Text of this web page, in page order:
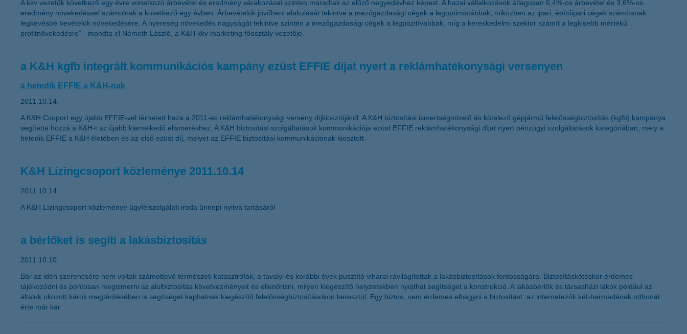
A kkv vezetők következő egy évre vonatkozó árbevétel és eredmény várakozásai szinten maradtak az előző negyedévhez képest. A hazai vállalkozások átlagosan 6,4%-os árbevétel és 3,6%-os
eredmény növekedéssel számolnak a következő egy évben. Árbevételük jövőbeni alakulását tekintve a mezőgazdasági cégek a legoptimistábbak, miközben az ipari, építőipari cégek számítanak
legkevésbé bevételük növekedésére. A nyereség növekedés nagyságát tekintve szintén a mezőgazdasági cégek a legpozitívabbak, míg a kereskedelmi szektor számít a legkisebb mértékű
profitnövekedésre” - mondta el Németh László, a K&H kkv marketing főosztály vezetője.
a K&H kgfb integrált kommunikációs kampány ezüst EFFIE díjat nyert a reklámhatékonysági versenyen
a hetedik EFFIE a K&H-nak
2011.10.14.
A K&H Csoport egy újabb EFFIE-vel térhetett haza a 2011-es reklámhatékonysági verseny díjkiosztójáról. A K&H biztosítási ismertségnövelő és kötelező gépjármű felelősségbiztosítás (kgfb) kampánya
segítette hozzá a K&H-t az újabb kiemelkedő elismeréshez. A K&H biztosítási szolgáltatások kommunikációja ezüst EFFIE reklámhatékonysági díjat nyert pénzügyi szolgáltatások kategóriában, mely a
hetedik EFFIE a K&H életében és az első ezüst díj, melyet az EFFIE biztosítási kommunikációnak kiosztott.
K&H Lízingcsoport közleménye 2011.10.14
2011.10.14.
A K&H Lízingcsoport közleménye ügyfélszolgálati iroda ünnepi nyitva tartásáról
a bérlőket is segíti a lakásbiztosítás
2011.10.10.
Bár az idén szerencsére nem voltak számottevő természeti katasztrófák, a tavalyi és korábbi évek pusztító viharai rávilágítottak a lakásbiztosítások fontosságára. Biztosításkötéskor érdemes
tájékozódni és pontosan megismerni az alulbiztosítás következményeit és ellenőrizni, milyen kiegészítő helyzetekben nyújthat segítséget a konstrukció. A lakásbérlők és társasházi lakók például az
általuk okozott károk megtérítésében is segítséget kaphatnak kiegészítő felelősségbiztosításokon keresztül. Egy biztos, nem érdemes elhagyni a biztosítást: az internetezők két-harmadának otthonát
érte már kár.